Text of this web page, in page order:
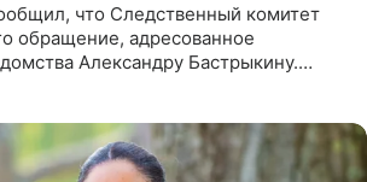
что Следственный комитет
обращение, адресованное
Александру Бастрыкину.